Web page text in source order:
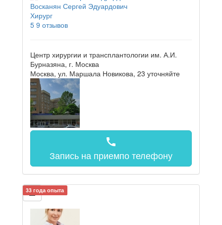
Восканян Сергей Эдуардович
Хирург
5 9 отзывов
Центр хирургии и трансплантологии им. А.И.
Бурназяна, г. Москва
Москва, ул. Маршала Новикова, 23 уточняйте
call
Запись на приемпо телефону
33 года опыта